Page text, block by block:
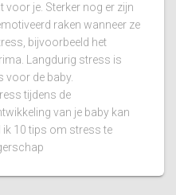
voor je. Sterker nog er zijn
raken wanneer ze
bijvoorbeeld het
Langdurig stress is
voor de baby.
tijdens de
van je baby kan
ik 10 tips om stress te